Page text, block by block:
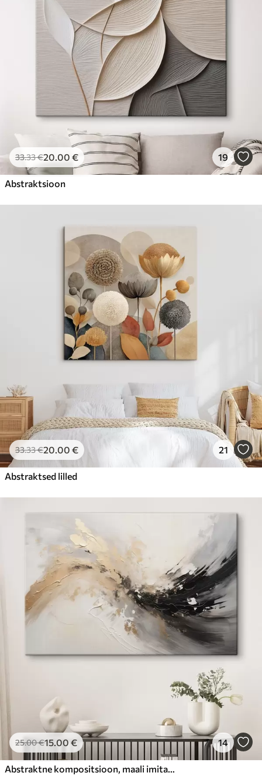
33.33€20.00 € 19
Abstraktsioon
33.33€20.00 € 21
Abstraktsed lilled
25.00€15.00 € 14
Abstraktne kompositsioon, maali imitatsioon